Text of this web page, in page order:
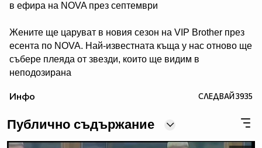
в ефира на NOVA през септември
Жените ще царуват в новия сезон на VIP Brother през
есента по NOVA. Най-известната къща у нас отново ще
събере плеяда от звезди, които ще видим в
неподозирана
телевизията в България, се завръща в ефира през
цялата власт, но и цялата отговорност в ръцете на
дамите.
Инфо СЛЕДВАЙ3935
Публично съдържание